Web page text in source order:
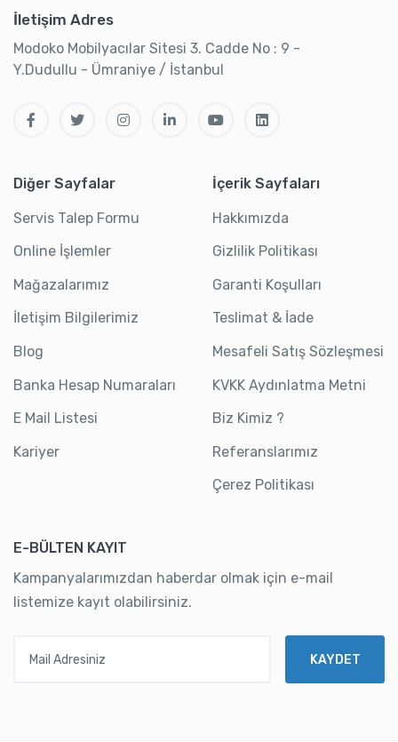
İletişim Adres
Modoko Mobilyacılar Sitesi 3. Cadde No : 9 -
Y.Dudullu - Ümraniye / İstanbul
Diğer Sayfalar
Servis Talep Formu
Online İşlemler
Mağazalarımız
İletişim Bilgilerimiz
Blog
Banka Hesap Numaraları
E Mail Listesi
Kariyer
İçerik Sayfaları
Hakkımızda
Gizlilik Politikası
Garanti Koşulları
Teslimat & İade
Mesafeli Satış Sözleşmesi
KVKK Aydınlatma Metni
Biz Kimiz ?
Referanslarımız
Çerez Politikası
E-BÜLTEN KAYIT
Kampanyalarımızdan haberdar olmak için e-mail
listemize kayıt olabilirsiniz.
KAYDET